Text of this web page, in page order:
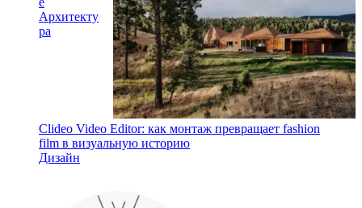
Архитекту
ра
Clideo Video Editor: как монтаж превращает fashion
film в визуальную историю
Дизайн